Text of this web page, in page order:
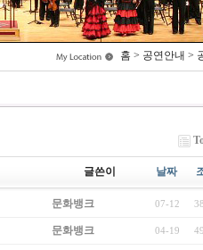
홈 > 공연안내 >
글쓴이 날짜
문화뱅크 07-12
문화뱅크 04-19